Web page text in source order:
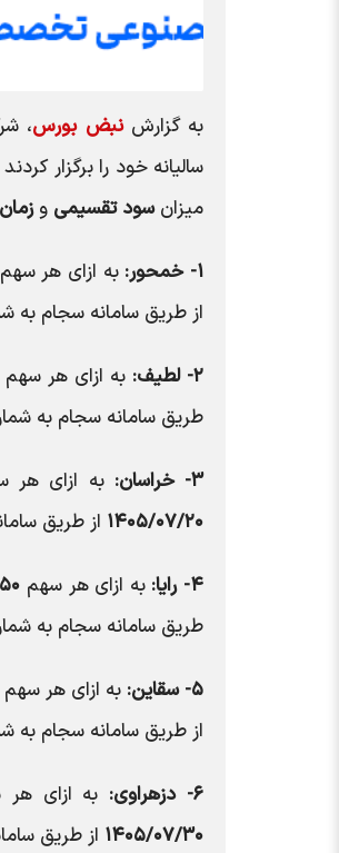
به گزارشنبض بورس،
سالیانه خود را برگزار
میزانسود تقسیمی و
۱- خمحور: به ازای هر
از طریق سامانه سجام به
۲- لطیف: به ازای هر سهم
طریق سامانه سجام به
۳- خراسان: به ازای
۱۴۰۵/۰۷/۲۰ از طریق
۴- رایا: به ازای هر سهم ۳۵۰
طریق سامانه سجام به
۵- سقاین: به ازای هر سهم
از طریق سامانه سجام به
۶- دزهراوی: به ازای
۱۴۰۵/۰۷/۳۰ از طریق